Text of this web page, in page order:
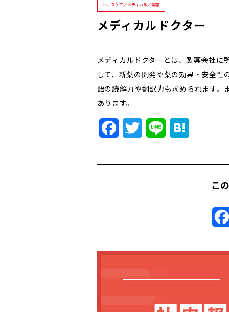
ヘルスケア／メディカル／美容
メディカルドクター
メディカルドクターとは、製薬会社
して、新薬の開発や薬の効果・安全
語の読解力や翻訳力も求められます
あります。
FacebookTwitter Line
こ